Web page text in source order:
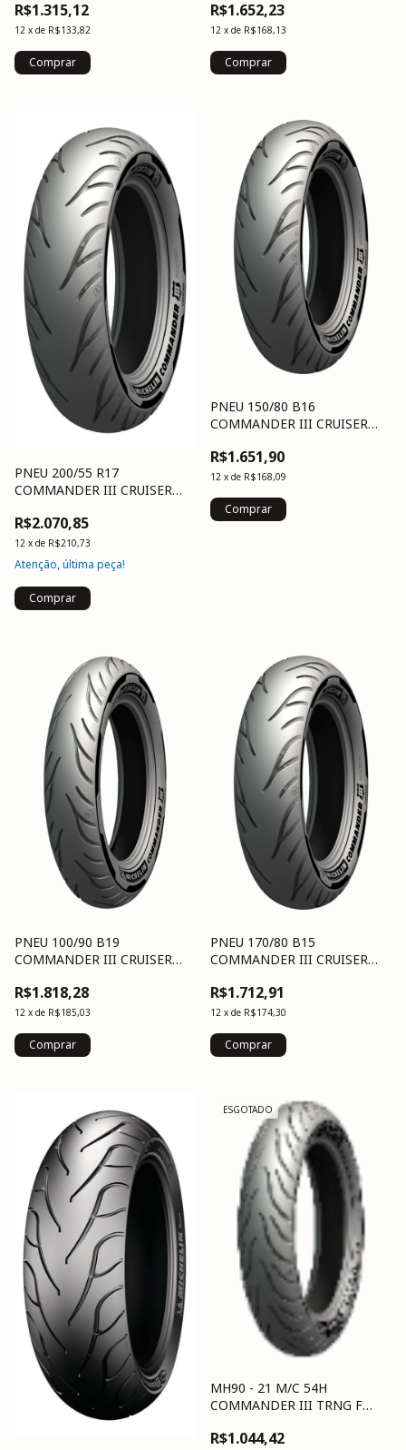
R$1.315,12
12 x de R$133,82
R$1.652,23
12 x de R$168,13
PNEU 200/55 R17
COMMANDER III CRUISER
R$2.070,85
12 x de R$210,73
Atenção, última peça!
PNEU 150/80 B16
COMMANDER III CRUISER
R$1.651,90
12 x de R$168,09
PNEU 100/90 B19
COMMANDER III CRUISER
R$1.818,28
12 x de R$185,03
PNEU 170/80 B15
COMMANDER III CRUISER
R$1.712,91
12 x de R$174,30
ESGOTADO
MH90 - 21 M/C 54H
COMMANDER III TRNG F
R$1.044,42